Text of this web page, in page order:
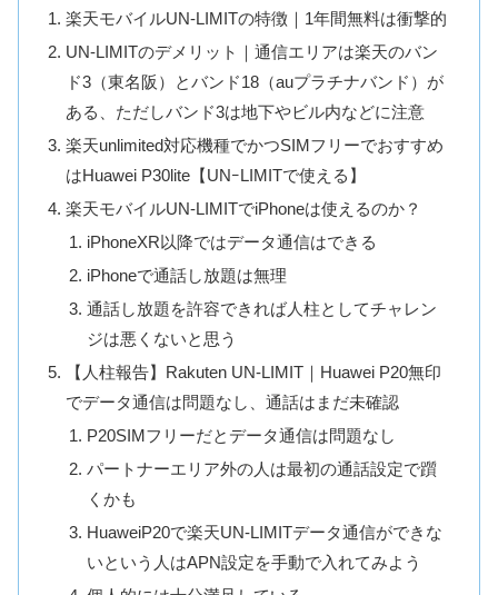
楽天モバイルUN-LIMITの特徴｜1年間無料は衝撃的
UN-LIMITのデメリット｜通信エリアは楽天のバン
ド3（東名阪）とバンド18（auプラチナバンド）が
ある、ただしバンド3は地下やビル内などに注意
楽天unlimited対応機種でかつSIMフリーでおすすめ
はHuawei P30lite【UNｰLIMITで使える】
楽天モバイルUN-LIMITでiPhoneは使えるのか？
iPhoneXR以降ではデータ通信はできる
iPhoneで通話し放題は無理
通話し放題を許容できれば人柱としてチャレン
ジは悪くないと思う
【人柱報告】Rakuten UN-LIMIT｜Huawei P20無印
でデータ通信は問題なし、通話はまだ未確認
P20SIMフリーだとデータ通信は問題なし
パートナーエリア外の人は最初の通話設定で躓
くかも
HuaweiP20で楽天UN-LIMITデータ通信ができな
いという人はAPN設定を手動で入れてみよう